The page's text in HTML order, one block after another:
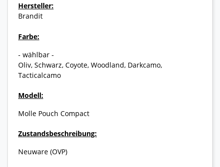
Hersteller:
Brandit
Farbe:
- wählbar -
Oliv, Schwarz, Coyote, Woodland, Darkcamo,
Tacticalcamo
Modell:
Molle Pouch Compact
Zustandsbeschreibung:
Neuware (OVP)